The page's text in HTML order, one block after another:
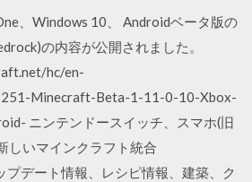
、Windows 10、 Androidベータ版の
の内容が公開されました。
hc/en-
Minecraft-Beta-1-11-0-10-Xbox-
ニンテンドースイッチ、スマホ(旧
しいマインクラフト統合
プデート情報、レシピ情報、建築、ク